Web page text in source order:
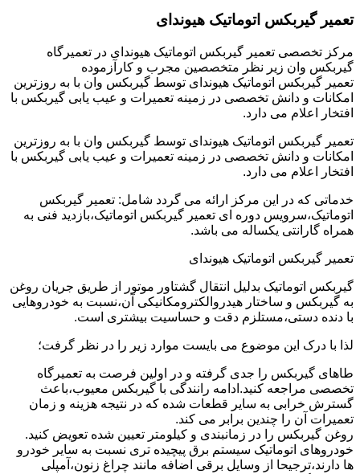
تعمیر گیربکس اتوماتیک هیوندای
مرکز تخصصی تعمیر گیربکس اتوماتیک هیوندای در تعمیرگاه
گیربکس وان زیر نظر متخصصین مجرب و کارآزموده
تعمیر گیربکس اتوماتیک هیوندای توسط گیربکس وان با به روزترین
امکانات و دانش تخصصی در زمینه تعمیرات و عیب یابی گیربکس با
افتخار اعلام می دارد.
تعمیر گیربکس اتوماتیک هیوندای توسط گیربکس وان با به روزترین
امکانات و دانش تخصصی در زمینه تعمیرات و عیب یابی گیربکس با
افتخار اعلام می دارد.
خدماتی که در این مرکز ارائه می گردد شامل: تعمیر گیربکس
اتوماتیک،سرویس دوره ای تعمیر گیربکس اتوماتیک،بازدید فنی به
همراه گارانتی یکساله می باشد.
تعمیر گیربکس اتوماتیک هیوندای
گیربکس اتوماتیک بدلیل انتقال گشتاور موتور از طریق جریان روغن
به گیربکس و ساختار هیدروالکترومکانیکی آن،نسبت به خودروهایی
با دنده دستی،مستلزم دقت و حساسیت بیشتری است.
لذا با درک این موضوع می بایست موارد زیر را در نظر گرفت؛
طاهای گیربکس را جدی گرفته و در اولین فرصت به تعمیرگاه
تخصصی مراجعه کنید.ادامه رانندگی با گیربکس معیوب،باعث
گسترش خرابی به سایر قطعات شده که در نتیجه هزینه و زمان
تعمیرات آن را چندین برابر می کند.
روغن گیربکس را در زمانبندی و کیلومتر تعیین شده تعویض کنید.
خودروهای اتوماتیک سیستم برق پیچیده تری نسبت به سایر خودرو
ها دارند،ترجیحا از وسایل برقی اضافه مانند چراغ زنون،آمپلی